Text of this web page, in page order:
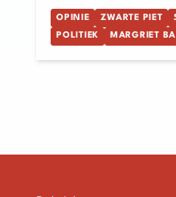
OPINIE ZWARTE PIET
POLITIEK MARGRIET